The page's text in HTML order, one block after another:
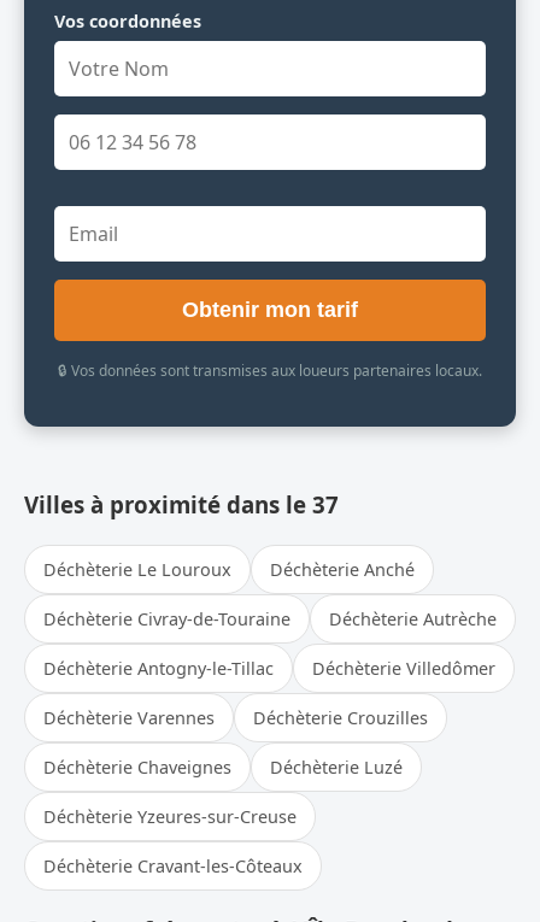
Vos coordonnées
Obtenir mon tarif
🔒 Vos données sont transmises aux loueurs partenaires locaux.
Villes à proximité dans le 37
Déchèterie Le Louroux Déchèterie Anché
Déchèterie Civray-de-Touraine Déchèterie Autrèche
Déchèterie Antogny-le-Tillac Déchèterie Villedômer
Déchèterie Varennes Déchèterie Crouzilles
Déchèterie Chaveignes Déchèterie Luzé
Déchèterie Yzeures-sur-Creuse
Déchèterie Cravant-les-Côteaux